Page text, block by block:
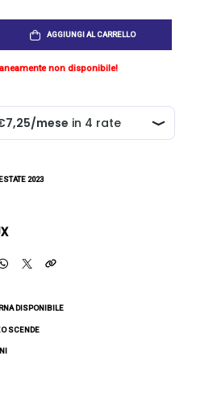
AGGIUNGI AL CARRELLO
non disponibile!
2023
DISPONIBILE
SCENDE